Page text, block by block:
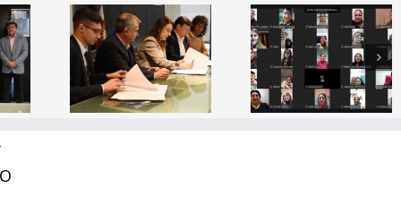
de
y
con
del
Capacitación
Docente
“¿Cómo se
aprende a
Inauguración
del
espacial
«Mama